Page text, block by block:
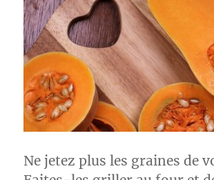
Ne jetez plus les graines de